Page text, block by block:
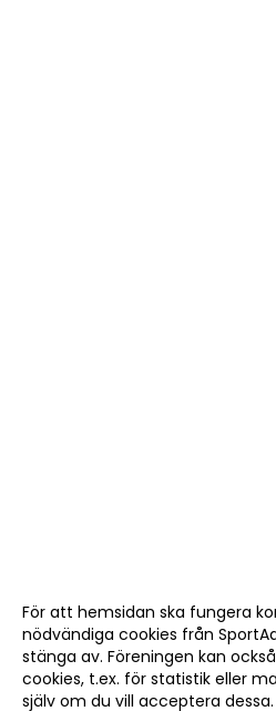
För att hemsidan ska fungera
nödvändiga cookies från
stänga av. Föreningen kan
cookies, t.ex. för statistik eller
själv om du vill acceptera dessa.